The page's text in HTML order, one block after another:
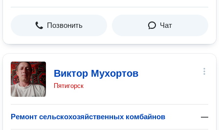
Позвонить Чат
Виктор Мухортов
Пятигорск
Ремонт сельскохозяйственных комбайнов —